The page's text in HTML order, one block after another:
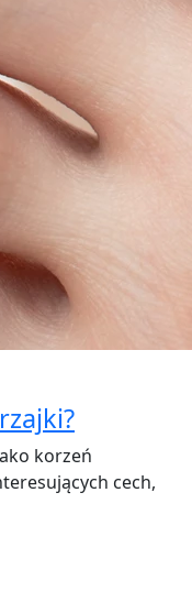
korzeń
cech,